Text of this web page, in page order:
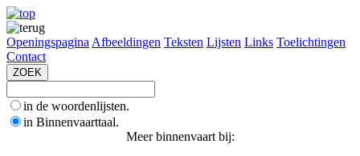
Openingspagina Afbeeldingen Teksten Lijsten Links Toelichtingen
Contact
in de woordenlijsten.
in Binnenvaarttaal.
Meer binnenvaart bij: